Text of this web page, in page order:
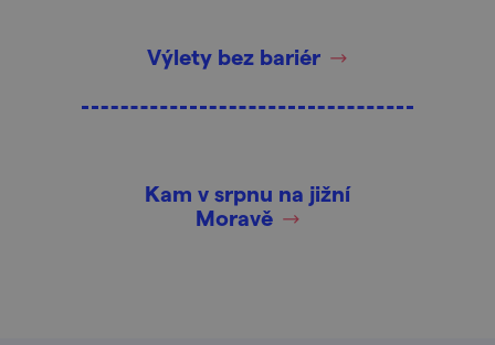
Výlety bez bariér
Kam v srpnu na jižní
Moravě